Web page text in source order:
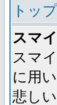
トッ
スマ
スマ
に用
悲し